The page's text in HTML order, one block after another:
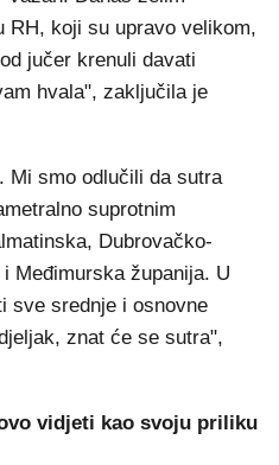
RH, koji su upravo velikom,
jučer krenuli davati
hvala", zaključila je
Mi smo odlučili da sutra
suprotnim
Dubrovačko-
Međimurska županija. U
sve srednje i osnovne
znat će se sutra",
vidjeti kao svoju priliku